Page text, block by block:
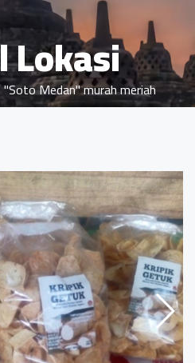
Lokasi
"Soto Medan" murah meriah